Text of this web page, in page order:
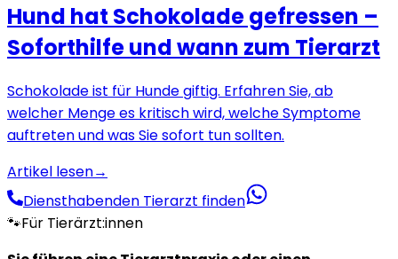
Hund hat Schokolade gefressen –
Soforthilfe und wann zum Tierarzt
Schokolade ist für Hunde giftig. Erfahren Sie, ab
welcher Menge es kritisch wird, welche Symptome
auftreten und was Sie sofort tun sollten.
Artikel lesen→
Diensthabenden Tierarzt finden
🐾Für Tierärzt:innen